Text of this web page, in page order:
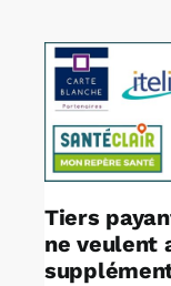
Rechercher:
Annonces
Tiers
ne veulent